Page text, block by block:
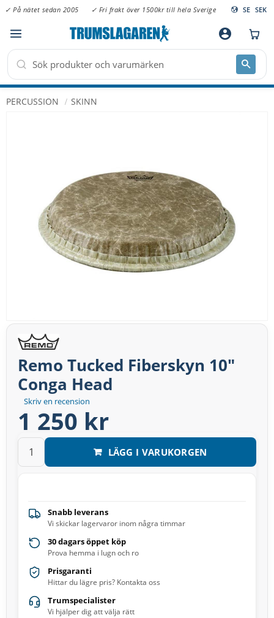
Meny
✓ På nätet sedan 2005 ✓ Fri frakt över 1500kr till hela Sverige SE SEK
account_circle
PERCUSSION SKINN
Skriv en recension
Remo Tucked Fiberskyn 10″
Conga Head
1 250 kr
LÄGG I VARUKORGEN
Snabb leverans
Vi skickar lagervaror inom några timmar
30 dagars öppet köp
Prova hemma i lugn och ro
Prisgaranti
Hittar du lägre pris? Kontakta oss
Trumspecialister
Vi hjälper dig att välja rätt